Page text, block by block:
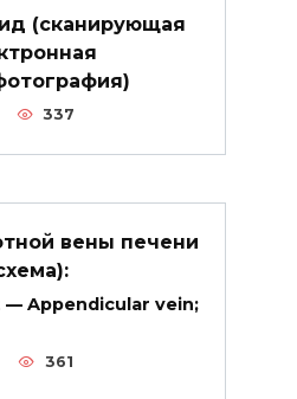
(сканирующая
337
вены печени
— Appendicular vein;
361